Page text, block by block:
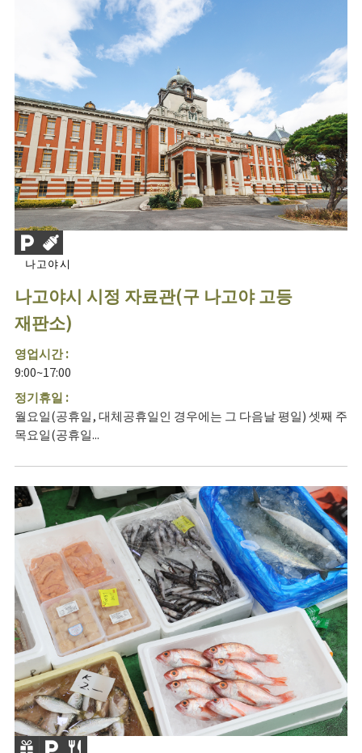
나고야시
나고야시 시정 자료관(구 나고야 고등
재판소)
영업시간 :
9:00~17:00
정기휴일 :
월요일(공휴일, 대체공휴일인 경우에는 그 다음날 평일) 셋째 주
목요일(공휴일...